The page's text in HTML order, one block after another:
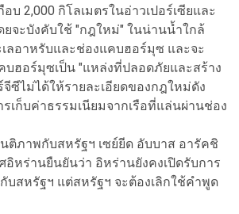
บ 2,000 กิโลเมตรในอ่าวเปอร์เซียและ
จะบังคับใช้ "กฎใหม่" ในน่านน้ำใกล้
ลอาหรับและช่องแคบฮอร์มุซ และจะ
ฮอร์มุซเป็น "แหล่งที่ปลอดภัยและสร้าง
ซีไม่ได้ให้รายละเอียดของกฎใหม่ดัง
เก็บค่าธรรมเนียมจากเรือที่แล่นผ่านช่อง
นติภาพกับสหรัฐฯ เซย์ยีด อับบาส อารัคชิ
อิหร่านยืนยันว่า อิหร่านยังคงเปิดรับการ
สหรัฐฯ แต่สหรัฐฯ จะต้องเลิกใช้คำพูด